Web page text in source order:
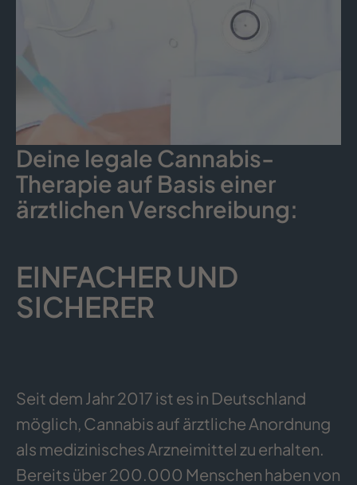
Deine legale Cannabis-
Therapie auf Basis einer
ärztlichen Verschreibung:
EINFACHER UND
SICHERER
Seit dem Jahr 2017 ist es in Deutschland
möglich, Cannabis auf ärztliche Anordnung
als medizinisches Arzneimittel zu erhalten.
Bereits über 200.000 Menschen haben von